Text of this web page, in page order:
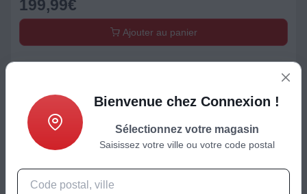
199,99€
Ajouter au panier
Bienvenue chez Connexion !
Sélectionnez votre magasin
Saisissez votre ville ou votre code postal